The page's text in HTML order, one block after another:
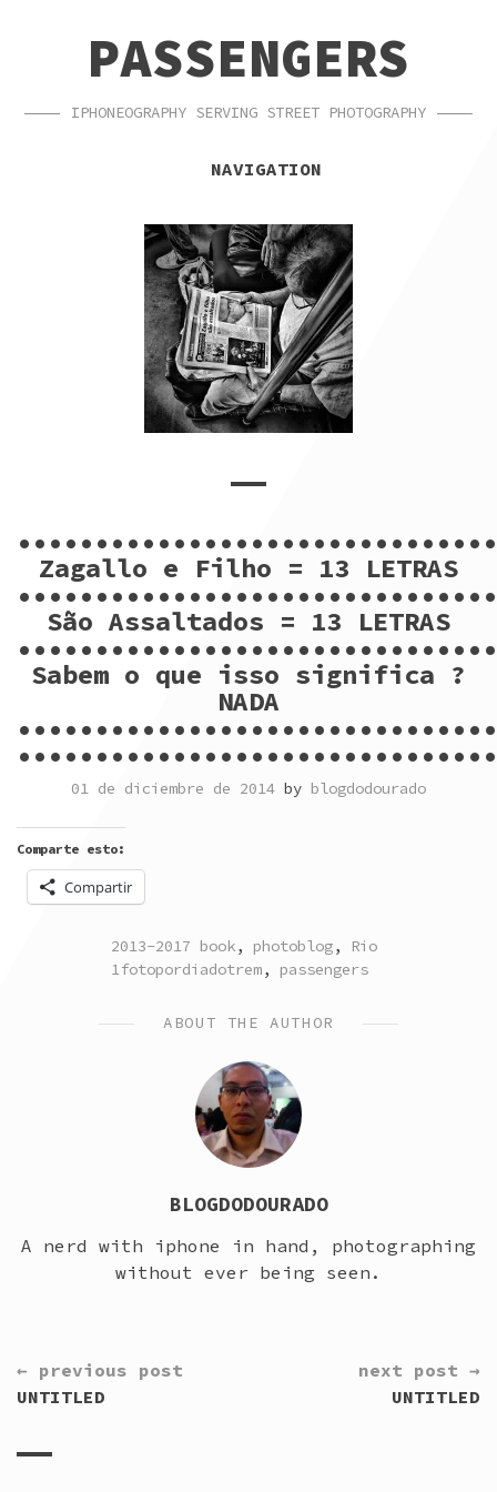
NAVIGATIONPASSENGERS
IPHONEOGRAPHY SERVING STREET PHOTOGRAPHY
NAVIGATION
Zagallo e Filho = 13 LETRAS
São Assaltados = 13 LETRAS
Sabem o que isso significa ?
NADA
01 de diciembre de 2014 by blogdodourado
Comparte esto:
Compartir
POSTED
IN
2013-2017 book, photoblog, Rio
1fotopordiadotrem, passengers
ABOUT THE AUTHOR
BLOGDODOURADO
A nerd with iphone in hand, photographing
without ever being seen.
CONTINUE
READING
← previous post
UNTITLED
next post →
UNTITLED